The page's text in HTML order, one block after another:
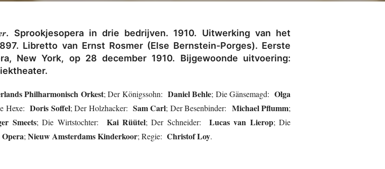
. Sprookjesopera in drie bedrijven. 1910. Uitwerking van het
Libretto van Ernst Rosmer (Else Bernstein-Porges). Eerste
New York, op 28 december 1910. Bijgewoonde uitvoering:
Philharmonisch Orkest; Der Königssohn: Daniel Behle; Die Gänsemagd:Olga
Hexe: Doris Soffel; Der Holzhacker: Sam Carl; Der Besenbinder: Michael Pflumm;
Smeets; Die Wirtstochter: Kai Rüütel; Der Schneider: Lucas van Lierop; Die
; Nieuw Amsterdams Kinderkoor; Regie: Christof Loy.